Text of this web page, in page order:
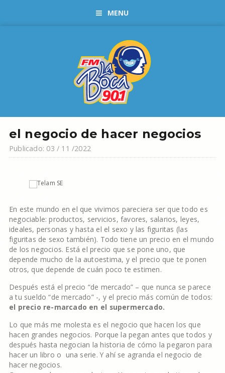
MENU
el negocio de hacer negocios
Publicado: 03 / 11 /2022
En este mundo en el que vivimos pareciera ser que todo es
negociable: productos, servicios, favores, salarios, leyes,
ideales, personas y hasta el el sexo y las figuritas (las
figuritas de sexo también). Todo tiene un precio en el mundo
de los negocios. Está el precio que se pone uno, que
depende mucho de la autoestima, y el precio que te ponen
otros, que depende de cuán poco te estimen.
Después está el precio “de mercado” – que nunca se parece
a tu sueldo “de mercado” -, y el precio más común de todos:
el precio re-marcado en el supermercado.
Lo que más me molesta es el negocio que hacen los que
hacen grandes negocios. Porque la pegan antes que todos y
después hasta negocian la historia de cómo la pegaron para
hacer un libro o una serie. Y ahí se agranda el negocio de
hacer negocios.